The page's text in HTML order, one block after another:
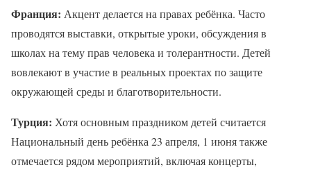
Франция: Акцент делается на правах ребёнка. Часто
проводятся выставки, открытые уроки, обсуждения в
школах на тему прав человека и толерантности. Детей
вовлекают в участие в реальных проектах по защите
окружающей среды и благотворительности.
Турция: Хотя основным праздником детей считается
Национальный день ребёнка 23 апреля, 1 июня также
отмечается рядом мероприятий, включая концерты,